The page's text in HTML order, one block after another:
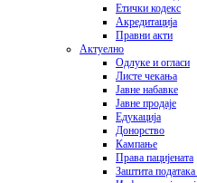
Етички кодекс
Акредитација
Правни акти
Актуелно
Одлуке и огласи
Листе чекања
Јавне набавке
Јавне продаје
Едукација
Донорство
Кампање
Права пацијената
Заштита